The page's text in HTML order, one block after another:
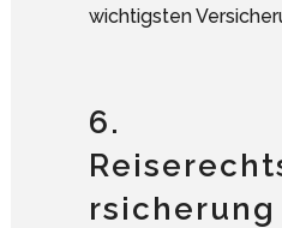
wichtigsten
6.
rsicherung